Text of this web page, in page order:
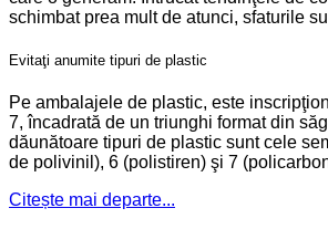
schimbat prea mult de atunci, sfaturile
Evitaţi anumite tipuri de plastic
Pe ambalajele de plastic, este
7, încadrată de un triunghi format din
dăunătoare tipuri de plastic sunt cele
de polivinil), 6 (polistiren) şi 7
Citește mai departe...